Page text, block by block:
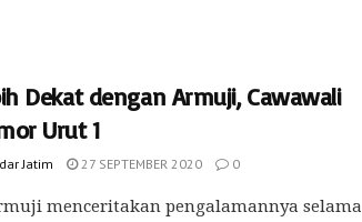
Dekat dengan Armuji, Cawawali
Urut 1
Jatim 27 SEPTEMBER 2020 0
menceritakan pengalamannya selama